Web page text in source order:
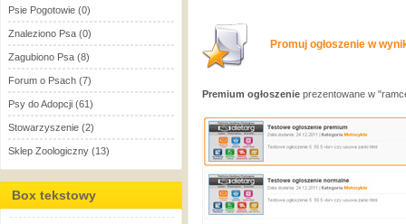
Psie Pogotowie (0)
Znaleziono Psa (0)
Zagubiono Psa (8)
Forum o Psach (7)
Psy do Adopcji (61)
Stowarzyszenie (2)
Sklep Zoologiczny (13)
Box tekstowy
Promuj ogłoszenie w
Premium ogłoszenie prezentowane w